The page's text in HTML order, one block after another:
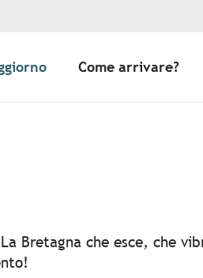
Come arrivare?
Bretagna che esce, che